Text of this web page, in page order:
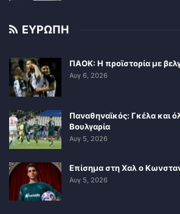
ΕΥΡΩΠΗ
ΠΑΟΚ: Η προϊστορία με
Αυγ 6, 2026
Παναθηναϊκός: Γκέλα και
Βουλγαρία
Αυγ 5, 2026
Επίσημα στη Χαλ ο
Αυγ 5, 2026